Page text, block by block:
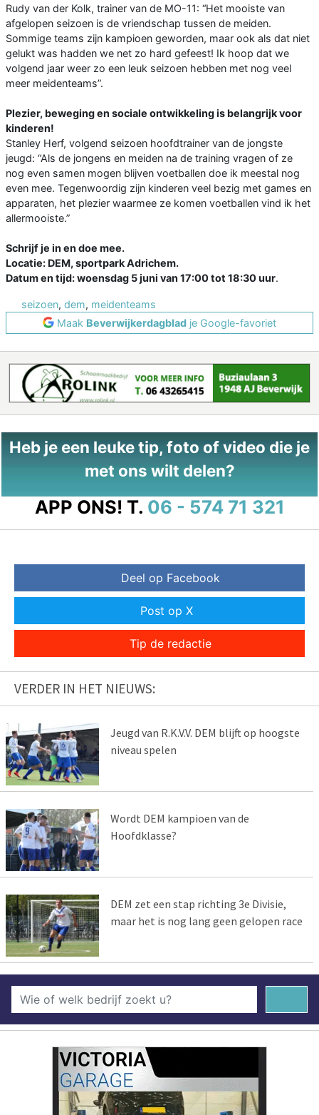
Rudy van der Kolk, trainer van de MO-11: “Het mooiste van
afgelopen seizoen is de vriendschap tussen de meiden.
Sommige teams zijn kampioen geworden, maar ook als dat niet
gelukt was hadden we net zo hard gefeest! Ik hoop dat we
volgend jaar weer zo een leuk seizoen hebben met nog veel
meer meidenteams”.
Plezier, beweging en sociale ontwikkeling is belangrijk voor
kinderen!
Stanley Herf, volgend seizoen hoofdtrainer van de jongste
jeugd: “Als de jongens en meiden na de training vragen of ze
nog even samen mogen blijven voetballen doe ik meestal nog
even mee. Tegenwoordig zijn kinderen veel bezig met games en
apparaten, het plezier waarmee ze komen voetballen vind ik het
allermooiste.”
Schrijf je in en doe mee.
Locatie: DEM, sportpark Adrichem.
Datum en tijd: woensdag 5 juni van 17:00 tot 18:30 uur.
seizoen, dem, meidenteams
Maak Beverwijkerdagblad je Google-favoriet
Heb je een leuke tip, foto of video die je
met ons wilt delen?
APP ONS! T. 06 - 574 71 321
Deel op Facebook
Post op X
Tip de redactie
VERDER IN HET NIEUWS:
Jeugd van R.K.V.V. DEM blijft op hoogste
niveau spelen
Wordt DEM kampioen van de
Hoofdklasse?
DEM zet een stap richting 3e Divisie,
maar het is nog lang geen gelopen race